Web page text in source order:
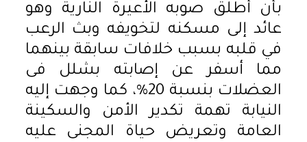
بأن أطلق صوبه الأعيرة النارية وهو
عائد إلى مسكنه لتخويفه وبث الرعب
في قلبه بسبب خلافات سابقة بينهما
مما أسفر عن إصابته بشلل فى
العضلات بنسبة 20%، كما وجهت إليه
النيابة تهمة تكدير الأمن والسكينة
العامة وتعريض حياة المجنى عليه